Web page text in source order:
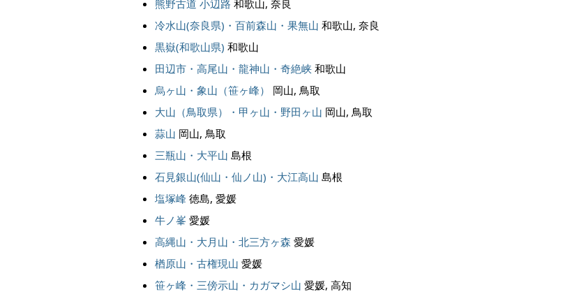
熊野古道 小辺路 和歌山, 奈良
冷水山(奈良県)・百前森山・果無山 和歌山, 奈良
黒嶽(和歌山県) 和歌山
田辺市・高尾山・龍神山・奇絶峡 和歌山
烏ヶ山・象山（笹ヶ峰）
岡山, 鳥取
大山（鳥取県）・甲ヶ山・野田ヶ山 岡山, 鳥取
蒜山 岡山, 鳥取
三瓶山・大平山 島根
石見銀山(仙山・仙ノ山)・大江高山 島根
塩塚峰 徳島, 愛媛
牛ノ峯 愛媛
高縄山・大月山・北三方ヶ森 愛媛
楢原山・古権現山 愛媛
笹ヶ峰・三傍示山・カガマシ山 愛媛, 高知